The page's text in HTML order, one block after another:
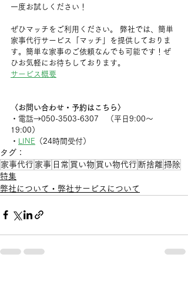
一度お試しください！
ぜひマッチをご利用ください。 弊社では、簡単
家事代行サービス「マッチ」を提供しておりま
す。簡単な家事のご依頼なんでも可能です！ぜ
ひお気軽にお待ちしております。
サービス概要
〈お問い合わせ・予約はこちら〉
・電話→050-3503-6307　（平日9:00〜
19:00）
・ LINE （24時間受付）
タグ：
家事代行 家事 日常 買い物 買い物代行 断捨離 掃除
特集
弊社について・弊社サービスについて